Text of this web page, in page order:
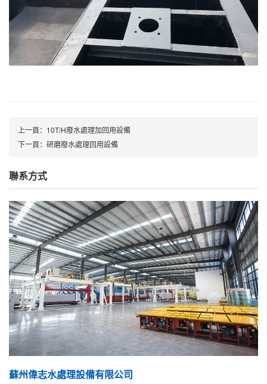
上一頁： 10T/H廢水處理加回用設備
下一頁： 研磨廢水處理回用設備
聯系方式
蘇州偉志水處理設備有限公司